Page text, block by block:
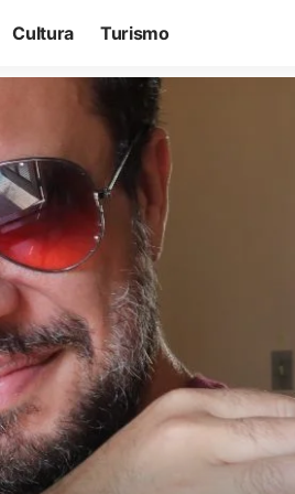
Cultura Turismo